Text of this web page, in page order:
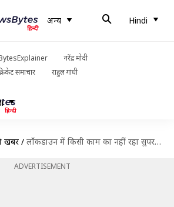
अन्य Hindi
नरेंद्र मोदी
समाचार राहुल गांधी
खबरें / लॉकडाउन में किसी काम का नहीं रहा सुपरहिट शो 'बिग बॉस 13', करना पड़ा बंद
ADVERTISEMENT